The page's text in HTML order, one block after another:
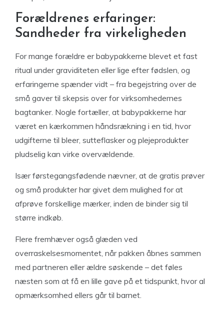
Forældrenes erfaringer:
Sandheder fra virkeligheden
For mange forældre er babypakkerne blevet et fast
ritual under graviditeten eller lige efter fødslen, og
erfaringerne spænder vidt – fra begejstring over de
små gaver til skepsis over for virksomhedernes
bagtanker. Nogle fortæller, at babypakkerne har
været en kærkommen håndsrækning i en tid, hvor
udgifterne til bleer, sutteflasker og plejeprodukter
pludselig kan virke overvældende.
Især førstegangsfødende nævner, at de gratis prøver
og små produkter har givet dem mulighed for at
afprøve forskellige mærker, inden de binder sig til
større indkøb.
Flere fremhæver også glæden ved
overraskelsesmomentet, når pakken åbnes sammen
med partneren eller ældre søskende – det føles
næsten som at få en lille gave på et tidspunkt, hvor al
opmærksomhed ellers går til barnet.